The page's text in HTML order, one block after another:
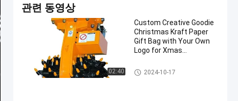
관련 동영상
02:40
Custom Creative Goodie
Christmas Kraft Paper
Gift Bag with Your Own
Logo for Xmas
스틸 페인트 키일
2024-10-17